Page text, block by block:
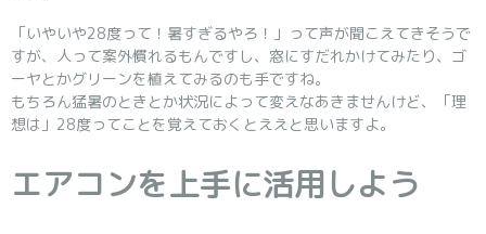
「いやいや28度って！暑すぎるやろ！」って声が聞こえてきそうで
すが、人って案外慣れるもんですし、窓にすだれかけてみたり、ゴ
ーヤとかグリーンを植えてみるのも手ですね。
もちろん猛暑のときとか状況によって変えなあきませんけど、「理
想は」28度ってことを覚えておくとええと思いますよ。
エアコンを上手に活用しよう